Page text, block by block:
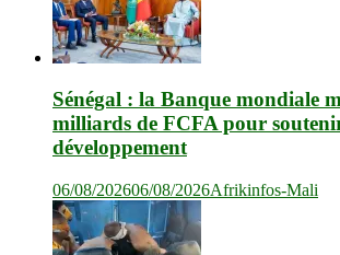
Sénégal : la Banque mondiale
milliards de FCFA pour
développement
06/08/202606/08/2026Afrikinfos-Mali